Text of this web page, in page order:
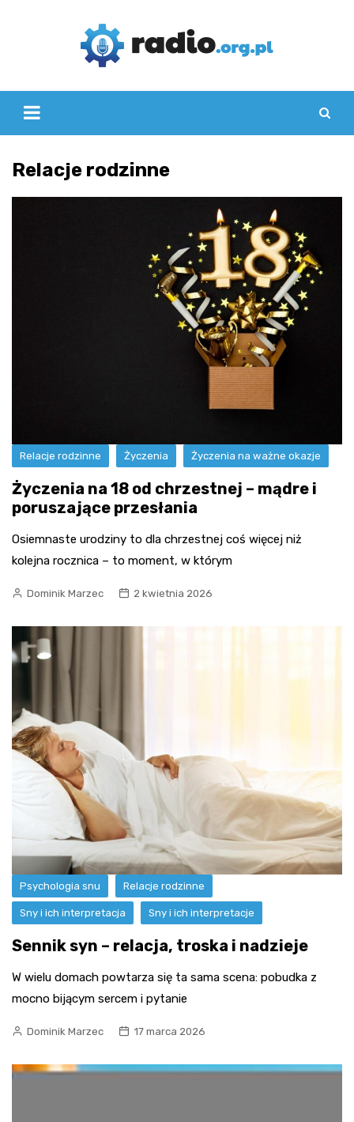
Relacje rodzinne
Relacje rodzinne Życzenia Życzenia na ważne okazje
Życzenia na 18 od chrzestnej – mądre i
poruszające przesłania
Osiemnaste urodziny to dla chrzestnej coś więcej niż
kolejna rocznica – to moment, w którym
Dominik Marzec 2 kwietnia 2026
Psychologia snu Relacje rodzinne
Sny i ich interpretacja Sny i ich interpretacje
Sennik syn – relacja, troska i nadzieje
W wielu domach powtarza się ta sama scena: pobudka z
mocno bijącym sercem i pytanie
Dominik Marzec 17 marca 2026